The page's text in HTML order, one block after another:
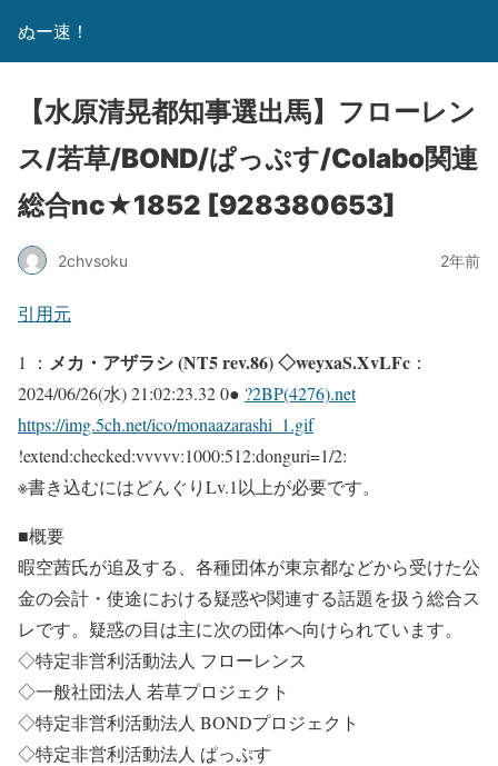
ぬー速！
【水原清晃都知事選出馬】フローレン
ス/若草/BOND/ぱっぷす/Colabo関連
総合nc★1852 [928380653]
2chvsoku 2年前
引用元
1 ： メカ・アザラシ (NT5 rev.86) ◇weyxaS.XvLFc ：
2024/06/26(水) 21:02:23.32 0● ?2BP(4276).net
https://img.5ch.net/ico/monaazarashi_1.gif
!extend:checked:vvvvv:1000:512:donguri=1/2:
※書き込むにはどんぐりLv.1以上が必要です。
■概要
暇空茜氏が追及する、各種団体が東京都などから受けた公
金の会計・使途における疑惑や関連する話題を扱う総合ス
レです。疑惑の目は主に次の団体へ向けられています。
◇特定非営利活動法人 フローレンス
◇一般社団法人 若草プロジェクト
◇特定非営利活動法人 BONDプロジェクト
◇特定非営利活動法人 ぱっぷす